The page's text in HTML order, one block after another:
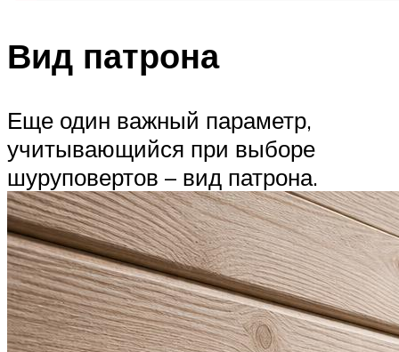
Вид патрона
Еще один важный параметр,
учитывающийся при выборе
шуруповертов – вид патрона.